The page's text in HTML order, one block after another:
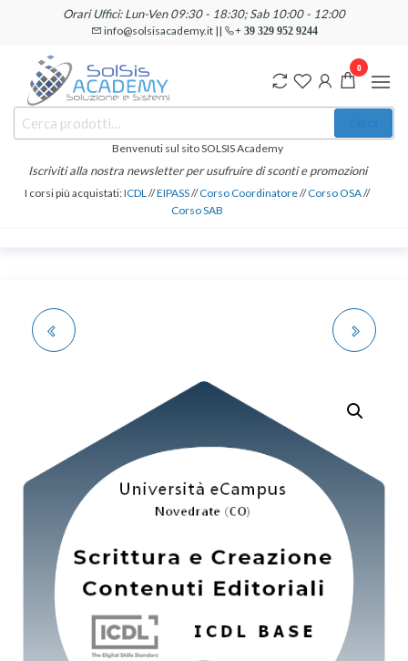
contenuto
Orari Uffici: Lun-Ven 09:30 - 18:30; Sab 10:00 - 12:00
info@solsisacademy.it || + 39 329 952 9244
SOLSIS
Academy
Corsi e
Certificazioni
Linguistiche
Benvenuti sul sito SOLSIS Academy
Iscriviti alla nostra newsletter per usufruire di sconti e promozioni
I corsi più acquistati:ICDL//EIPASS//Corso Coordinatore//Corso OSA//
Corso SAB
0